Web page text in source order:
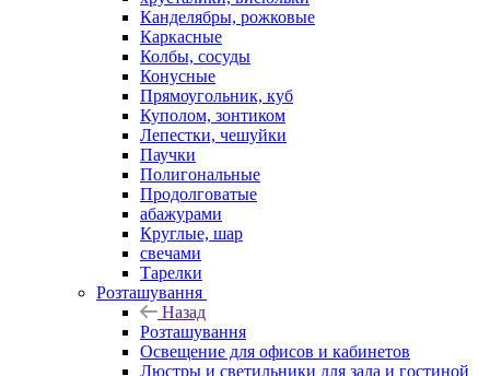
Канделябры, рожковые
Каркасные
Колбы, сосуды
Конусные
Прямоугольник, куб
Куполом, зонтиком
Лепестки, чешуйки
Паучки
Полигональные
Продолговатые
абажурами
Круглые, шар
свечами
Тарелки
Розташування
Назад
Розташування
Освещение для офисов и кабинетов
Люстры и светильники для зала и гостиной